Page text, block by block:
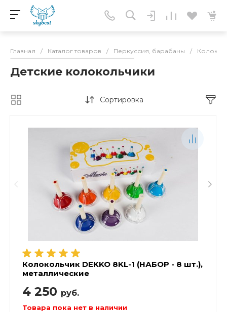
Главная / Каталог товаров / Перкуссия, барабаны /
Детские колокольчики
Сортировка
Колокольчик DEKKO 8KL-1 (НАБОР - 8 шт.),
металлические
4 250 руб.
Товара пока нет в наличии